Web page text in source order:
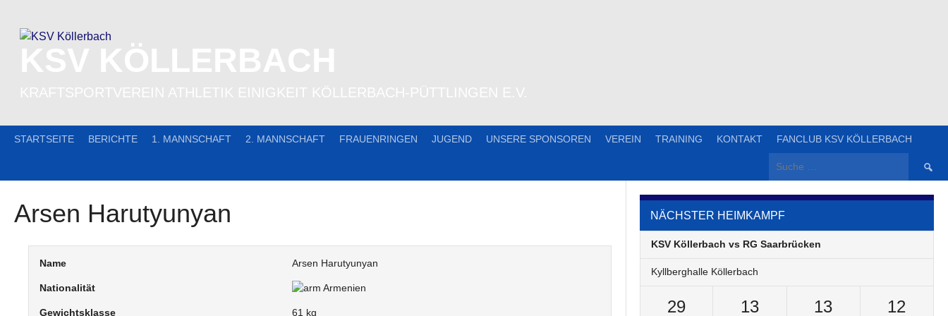
content
STARTSEITE BERICHTE 1. MANNSCHAFT 2. MANNSCHAFT FRAUENRINGEN JUGEND UNSERE SPONSOREN VEREIN TRAINING KONTAKT FANCLUB KSV KÖLLERBACH
Suche
Arsen Harutyunyan
Name Arsen Harutyunyan
Nationalität Armenien
Gewichtsklasse 61 kg
NÄCHSTER HEIMKAMPF
KSV Köllerbach vs RG Saarbrücken
Kyllberghalle Köllerbach
29 13 13 12